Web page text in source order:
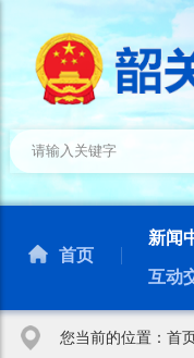
首页
新闻
互动
您当前的位置： 首